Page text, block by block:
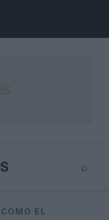
⌕
CÓMO EL